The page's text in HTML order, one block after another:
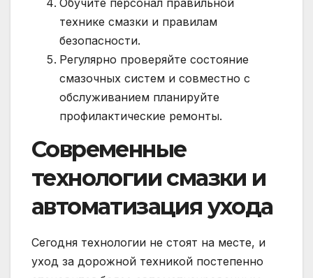
Обучите персонал правильной
технике смазки и правилам
безопасности.
Регулярно проверяйте состояние
смазочных систем и совместно с
обслуживанием планируйте
профилактические ремонты.
Современные
технологии смазки и
автоматизация ухода
Сегодня технологии не стоят на месте, и
уход за дорожной техникой постепенно